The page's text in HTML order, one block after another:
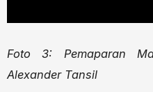
Foto 3: Pemaparan
Alexander Tansil